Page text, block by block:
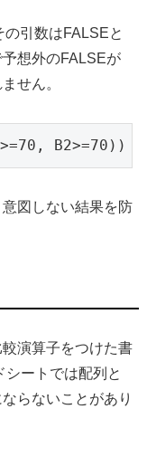
引数はFALSEと
想外のFALSEが
せん。
B2>=70))
図しない結果を防
演算子をつけた書
ートでは配列と
らないことがあり